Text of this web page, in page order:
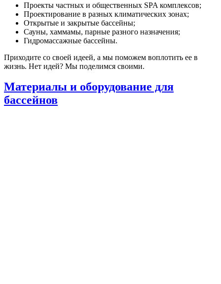
Проекты частных и общественных SPA комплексов;
Проектирование в разных климатических зонах;
Открытые и закрытые бассейны;
Сауны, хаммамы, парные разного назначения;
Гидромассажные бассейны.
Приходите со своей идеей, а мы поможем воплотить ее в
жизнь. Нет идей? Мы поделимся своими.
Материалы и оборудование для
бассейнов